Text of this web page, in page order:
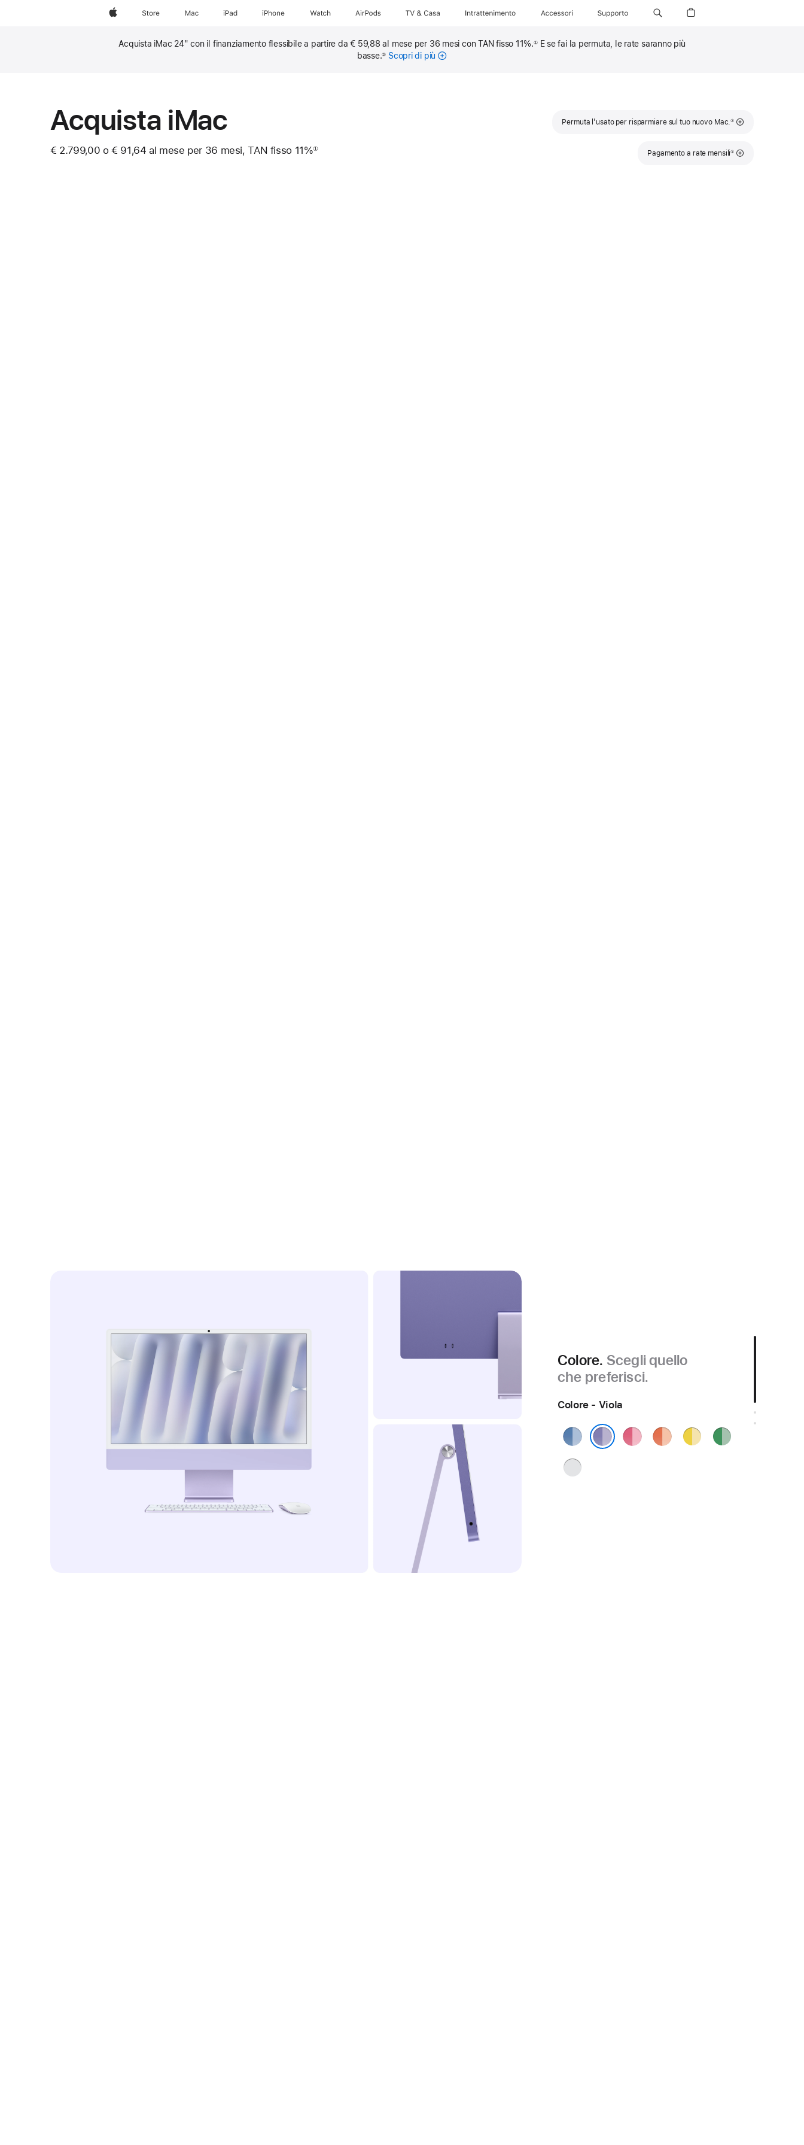
AppleStore Mac iPad iPhone Watch AirPods TV & Casa Intrattenimento Accessori Supporto
Acquista iMac 24" con il finanziamento flessibile a partire da € 59,88 al mese per 36 mesi con TAN fisso 11%.①E se fai la permuta, le rate saranno più
basse.② Scopri di più sulle
Acquista iMac
€ 2.799,00 o € 91,64 al mese per 36 mesi, TAN fisso 11%①
Permuta l’usato per risparmiare sul tuo nuovo Mac.
Nota
②
Pagamento a rate mensili
Nota
①
Colore. Scegli quello
che preferisci.
Colore - Viola
Blu Rosa Arancione
Giallo Verde
Argento